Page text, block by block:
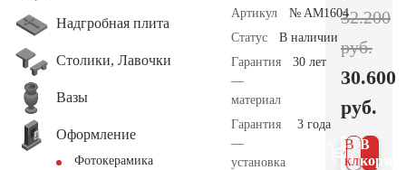
Надгробная плита
Столики, Лавочки
Вазы
Оформление
Фотокерамика
Артикул
№ AM1604
Статус
В наличии
Гарантия
—
материал
30 лет
Гарантия
—
установка
3 года
32.200
руб.
30.600
руб.
В
В 1
клик